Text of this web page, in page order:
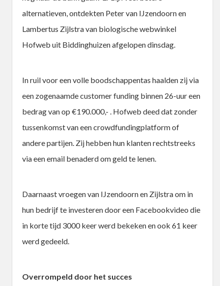
alternatieven, ontdekten Peter van IJzendoorn en
Lambertus Zijlstra van biologische webwinkel
Hofweb uit Biddinghuizen afgelopen dinsdag.
In ruil voor een volle boodschappentas haalden zij via
een zogenaamde customer funding binnen 26-uur een
bedrag van op €190.000,- . Hofweb deed dat zonder
tussenkomst van een crowdfundingplatform of
andere partijen. Zij hebben hun klanten rechtstreeks
via een email benaderd om geld te lenen.
Daarnaast vroegen van IJzendoorn en Zijlstra om in
hun bedrijf te investeren door een Facebookvideo die
in korte tijd 3000 keer werd bekeken en ook 61 keer
werd gedeeld.
Overrompeld door het succes